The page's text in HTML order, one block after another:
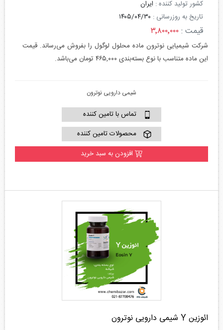
کشور تولید کننده : ایران
تاریخ به روزرسانی : ۱۴۰۵/۰۴/۳۰
قیمت :۳٬۸۰۰٬۰۰۰
شرکت شیمیایی نوترون ماده محلول لوگول را بفروش می‌رساند. قیمت
این ماده متناسب با نوع بسته‌بندی ۴۶۵,۰۰۰ تومان می‌باشد.
شیمی دارویی نوترون
تماس با تامین کننده
محصولات تامین کننده
افزودن به سبد خرید
ائوزین Y شیمی دارویی نوترون